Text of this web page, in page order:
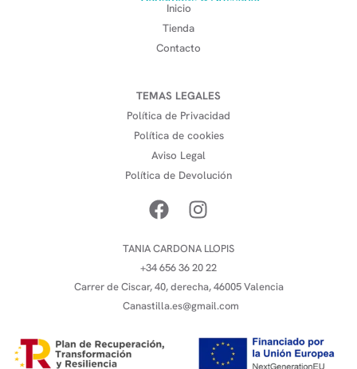
Inicio
Tienda
Contacto
TEMAS LEGALES
Política de Privacidad
Política de cookies
Aviso Legal
Política de Devolución
TANIA CARDONA LLOPIS
+34 656 36 20 22
Carrer de Ciscar, 40, derecha, 46005 Valencia
Canastilla.es@gmail.com